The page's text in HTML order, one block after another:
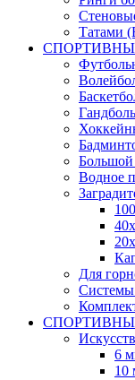
Татами
Большой
Водное
Для
Системы
6
10